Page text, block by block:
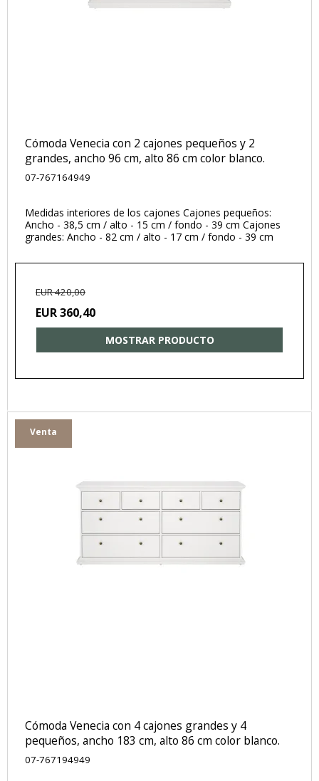
Cómoda Venecia con 2 cajones pequeños y 2
grandes, ancho 96 cm, alto 86 cm color blanco.
07-767164949
Medidas interiores de los cajones Cajones pequeños:
Ancho - 38,5 cm / alto - 15 cm / fondo - 39 cm Cajones
grandes: Ancho - 82 cm / alto - 17 cm / fondo - 39 cm
EUR 420,00
EUR 360,40
MOSTRAR PRODUCTO
Venta
Cómoda Venecia con 4 cajones grandes y 4
pequeños, ancho 183 cm, alto 86 cm color blanco.
07-767194949